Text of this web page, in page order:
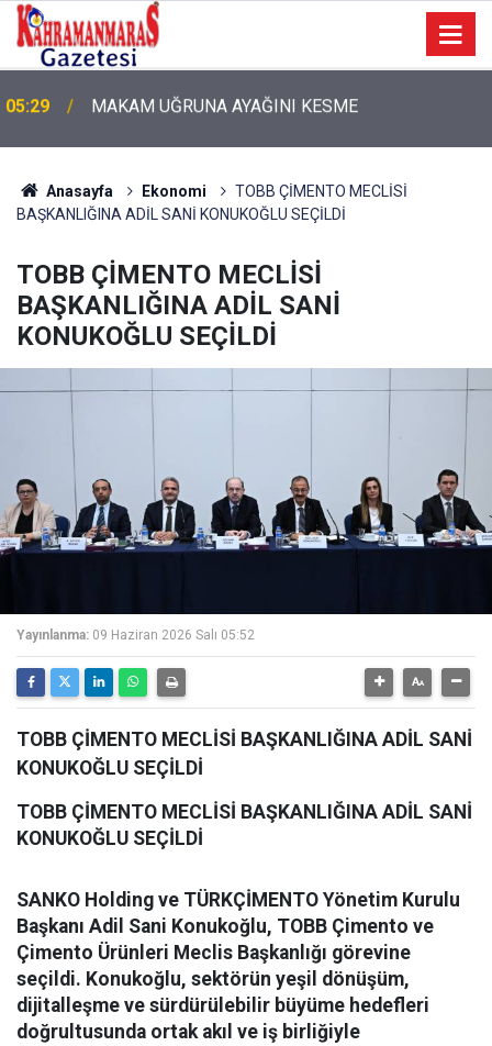
05:11 Bugün Dosta Gidiyorum!
Anasayfa Ekonomi
TOBB ÇİMENTO MECLİSİ
BAŞKANLIĞINA ADİL SANİ KONUKOĞLU SEÇİLDİ
TOBB ÇİMENTO MECLİSİ
BAŞKANLIĞINA ADİL SANİ
KONUKOĞLU SEÇİLDİ
Yayınlanma: 09 Haziran 2026 Salı 05:52
TOBB ÇİMENTO MECLİSİ BAŞKANLIĞINA ADİL SANİ
KONUKOĞLU SEÇİLDİ
TOBB ÇİMENTO MECLİSİ BAŞKANLIĞINA ADİL SANİ
KONUKOĞLU SEÇİLDİ
SANKO Holding ve TÜRKÇİMENTO Yönetim Kurulu
Başkanı Adil Sani Konukoğlu, TOBB Çimento ve
Çimento Ürünleri Meclis Başkanlığı görevine
seçildi. Konukoğlu, sektörün yeşil dönüşüm,
dijitalleşme ve sürdürülebilir büyüme hedefleri
doğrultusunda ortak akıl ve iş birliğiyle